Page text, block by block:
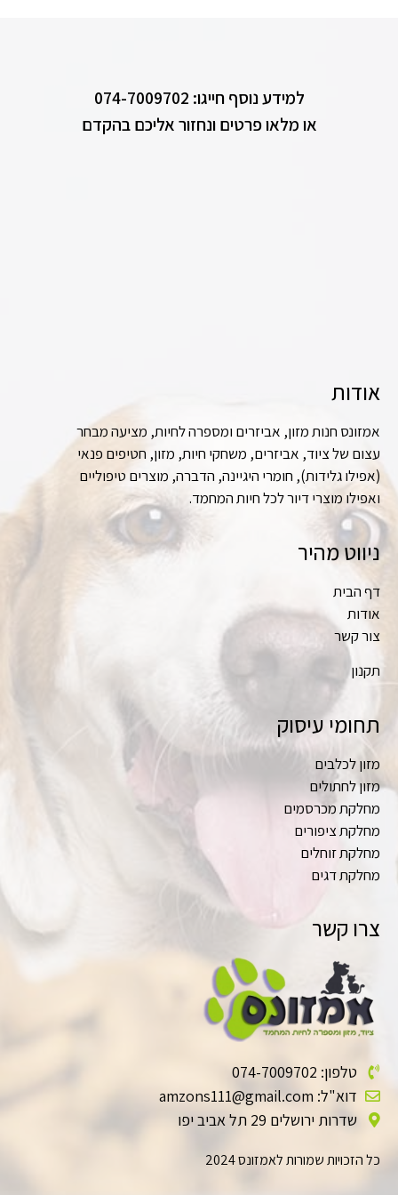
למידע נוסף חייגו: 074-7009702
או מלאו פרטים ונחזור אליכם בהקדם
אודות
אמזונס חנות מזון, אביזרים ומספרה לחיות, מציעה מבחר
עצום של ציוד, אביזרים, משחקי חיות, מזון, חטיפים פנאי
(אפילו גלידות), חומרי היגיינה, הדברה, מוצרים טיפוליים
ואפילו מוצרי דיור לכל חיות המחמד.
ניווט מהיר
דף הבית
אודות
צור קשר
תקנון
תחומי עיסוק
מזון לכלבים
מזון לחתולים
מחלקת מכרסמים
מחלקת ציפורים
מחלקת זוחלים
מחלקת דגים
צרו קשר
טלפון: 074-7009702
דוא"ל: amzons111@gmail.com
שדרות ירושלים 29 תל אביב יפו
כל הזכויות שמורות לאמזונס 2024